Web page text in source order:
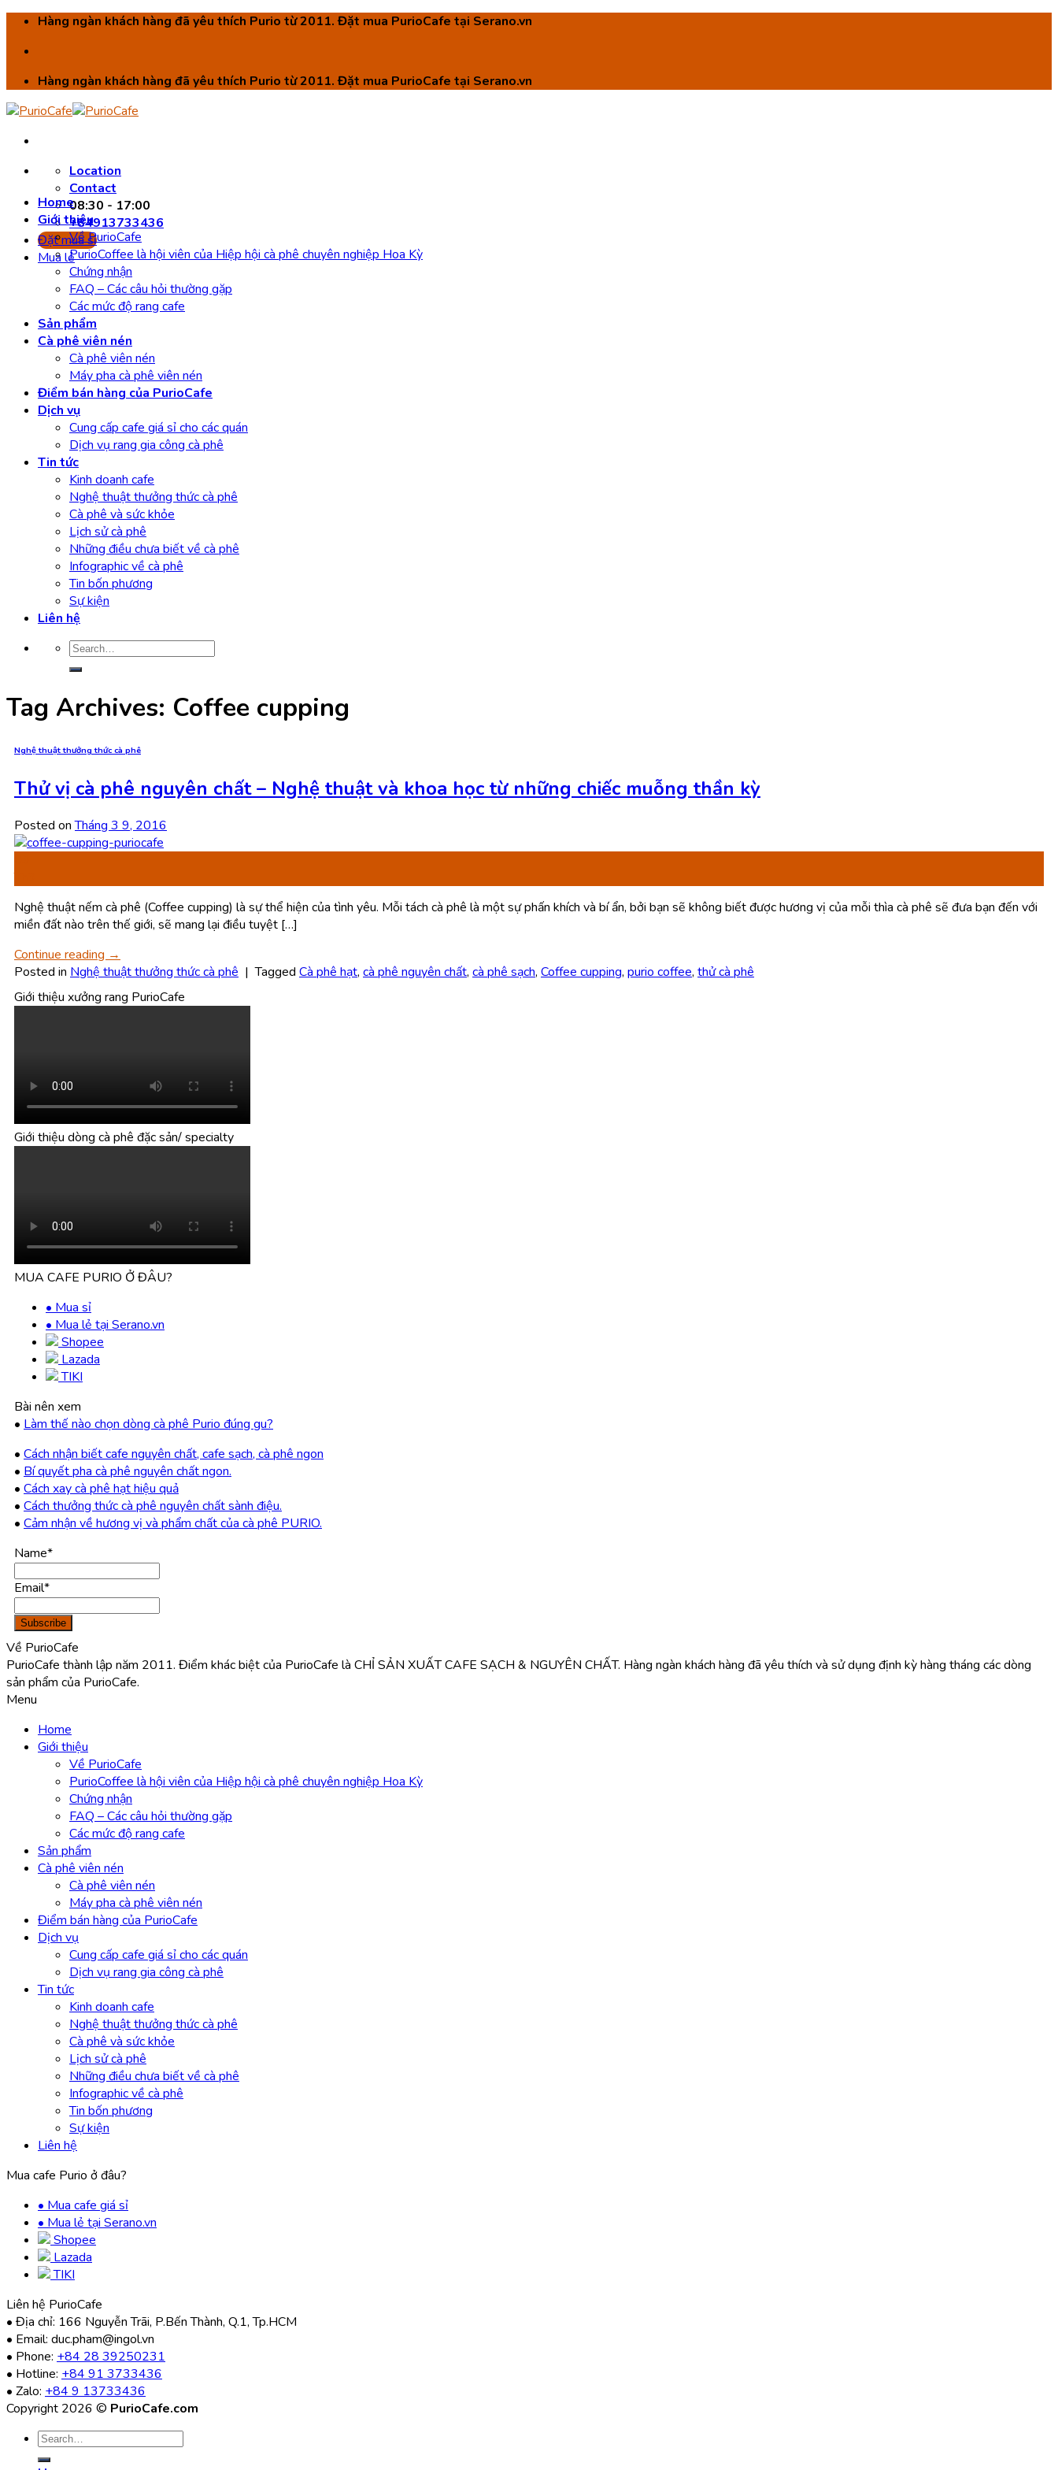
Skip
content
Hàng ngàn khách hàng đã yêu thích Purio từ 2011. Đặt mua PurioCafe tại Serano.vn
Hàng ngàn khách hàng đã yêu thích Purio từ 2011. Đặt mua PurioCafe tại Serano.vn
Location
Contact
08:30 - 17:00
+84913733436
Đặt mua sỉ
Mua lẻ
Home
Giới thiệu
Về PurioCafe
PurioCoffee là hội viên của Hiệp hội cà phê chuyên nghiệp Hoa Kỳ
Chứng nhận
FAQ – Các câu hỏi thường gặp
Các mức độ rang cafe
Sản phẩm
Cà phê viên nén
Cà phê viên nén
Máy pha cà phê viên nén
Điểm bán hàng của PurioCafe
Dịch vụ
Cung cấp cafe giá sỉ cho các quán
Dịch vụ rang gia công cà phê
Tin tức
Kinh doanh cafe
Nghệ thuật thưởng thức cà phê
Cà phê và sức khỏe
Lịch sử cà phê
Những điều chưa biết về cà phê
Infographic về cà phê
Tin bốn phương
Sự kiện
Liên hệ
Tag Archives: Coffee cupping
Nghệ thuật thưởng thức cà phê
Thử vị cà phê nguyên chất – Nghệ thuật và khoa học từ những chiếc muỗng thần kỳ
Posted onTháng 3 9, 2016
Nghệ thuật nếm cà phê (Coffee cupping) là sự thể hiện của tình yêu. Mỗi tách cà phê là một sự phấn khích và bí ẩn, bởi bạn sẽ không biết được hương vị của mỗi thìa cà phê sẽ đưa bạn đến với
miền đất nào trên thế giới, sẽ mang lại điều tuyệt […]
Continue reading →
Posted in Nghệ thuật thưởng thức cà phê | Tagged Cà phê hạt, cà phê nguyên chất, cà phê sạch, Coffee cupping, purio coffee, thử cà phê
Giới thiệu xưởng rang PurioCafe
Giới thiệu dòng cà phê đặc sản/ specialty
MUA CAFE PURIO Ở ĐÂU?
• Mua sỉ
• Mua lẻ tại Serano.vn
Shopee
Lazada
TIKI
Bài nên xem
• Làm thế nào chọn dòng cà phê Purio đúng gu?
• Cách nhận biết cafe nguyên chất, cafe sạch, cà phê ngon
• Bí quyết pha cà phê nguyên chất ngon.
• Cách xay cà phê hạt hiệu quả
• Cách thưởng thức cà phê nguyên chất sành điệu.
• Cảm nhận về hương vị và phẩm chất của cà phê PURIO.
Name*
Email*
Về PurioCafe
PurioCafe thành lập năm 2011. Điểm khác biệt của PurioCafe là CHỈ SẢN XUẤT CAFE SẠCH & NGUYÊN CHẤT. Hàng ngàn khách hàng đã yêu thích và sử dụng định kỳ hàng tháng các dòng
sản phẩm của PurioCafe.
Menu
Home
Giới thiệu
Về PurioCafe
PurioCoffee là hội viên của Hiệp hội cà phê chuyên nghiệp Hoa Kỳ
Chứng nhận
FAQ – Các câu hỏi thường gặp
Các mức độ rang cafe
Sản phẩm
Cà phê viên nén
Cà phê viên nén
Máy pha cà phê viên nén
Điểm bán hàng của PurioCafe
Dịch vụ
Cung cấp cafe giá sỉ cho các quán
Dịch vụ rang gia công cà phê
Tin tức
Kinh doanh cafe
Nghệ thuật thưởng thức cà phê
Cà phê và sức khỏe
Lịch sử cà phê
Những điều chưa biết về cà phê
Infographic về cà phê
Tin bốn phương
Sự kiện
Liên hệ
Mua cafe Purio ở đâu?
• Mua cafe giá sỉ
• Mua lẻ tại Serano.vn
Shopee
Lazada
TIKI
Liên hệ PurioCafe
• Địa chỉ: 166 Nguyễn Trãi, P.Bến Thành, Q.1, Tp.HCM
• Email: duc.pham@ingol.vn
• Phone: +84 28 39250231
• Hotline: +84 91 3733436
• Zalo: +84 9 13733436
Copyright 2026 © PurioCafe.com